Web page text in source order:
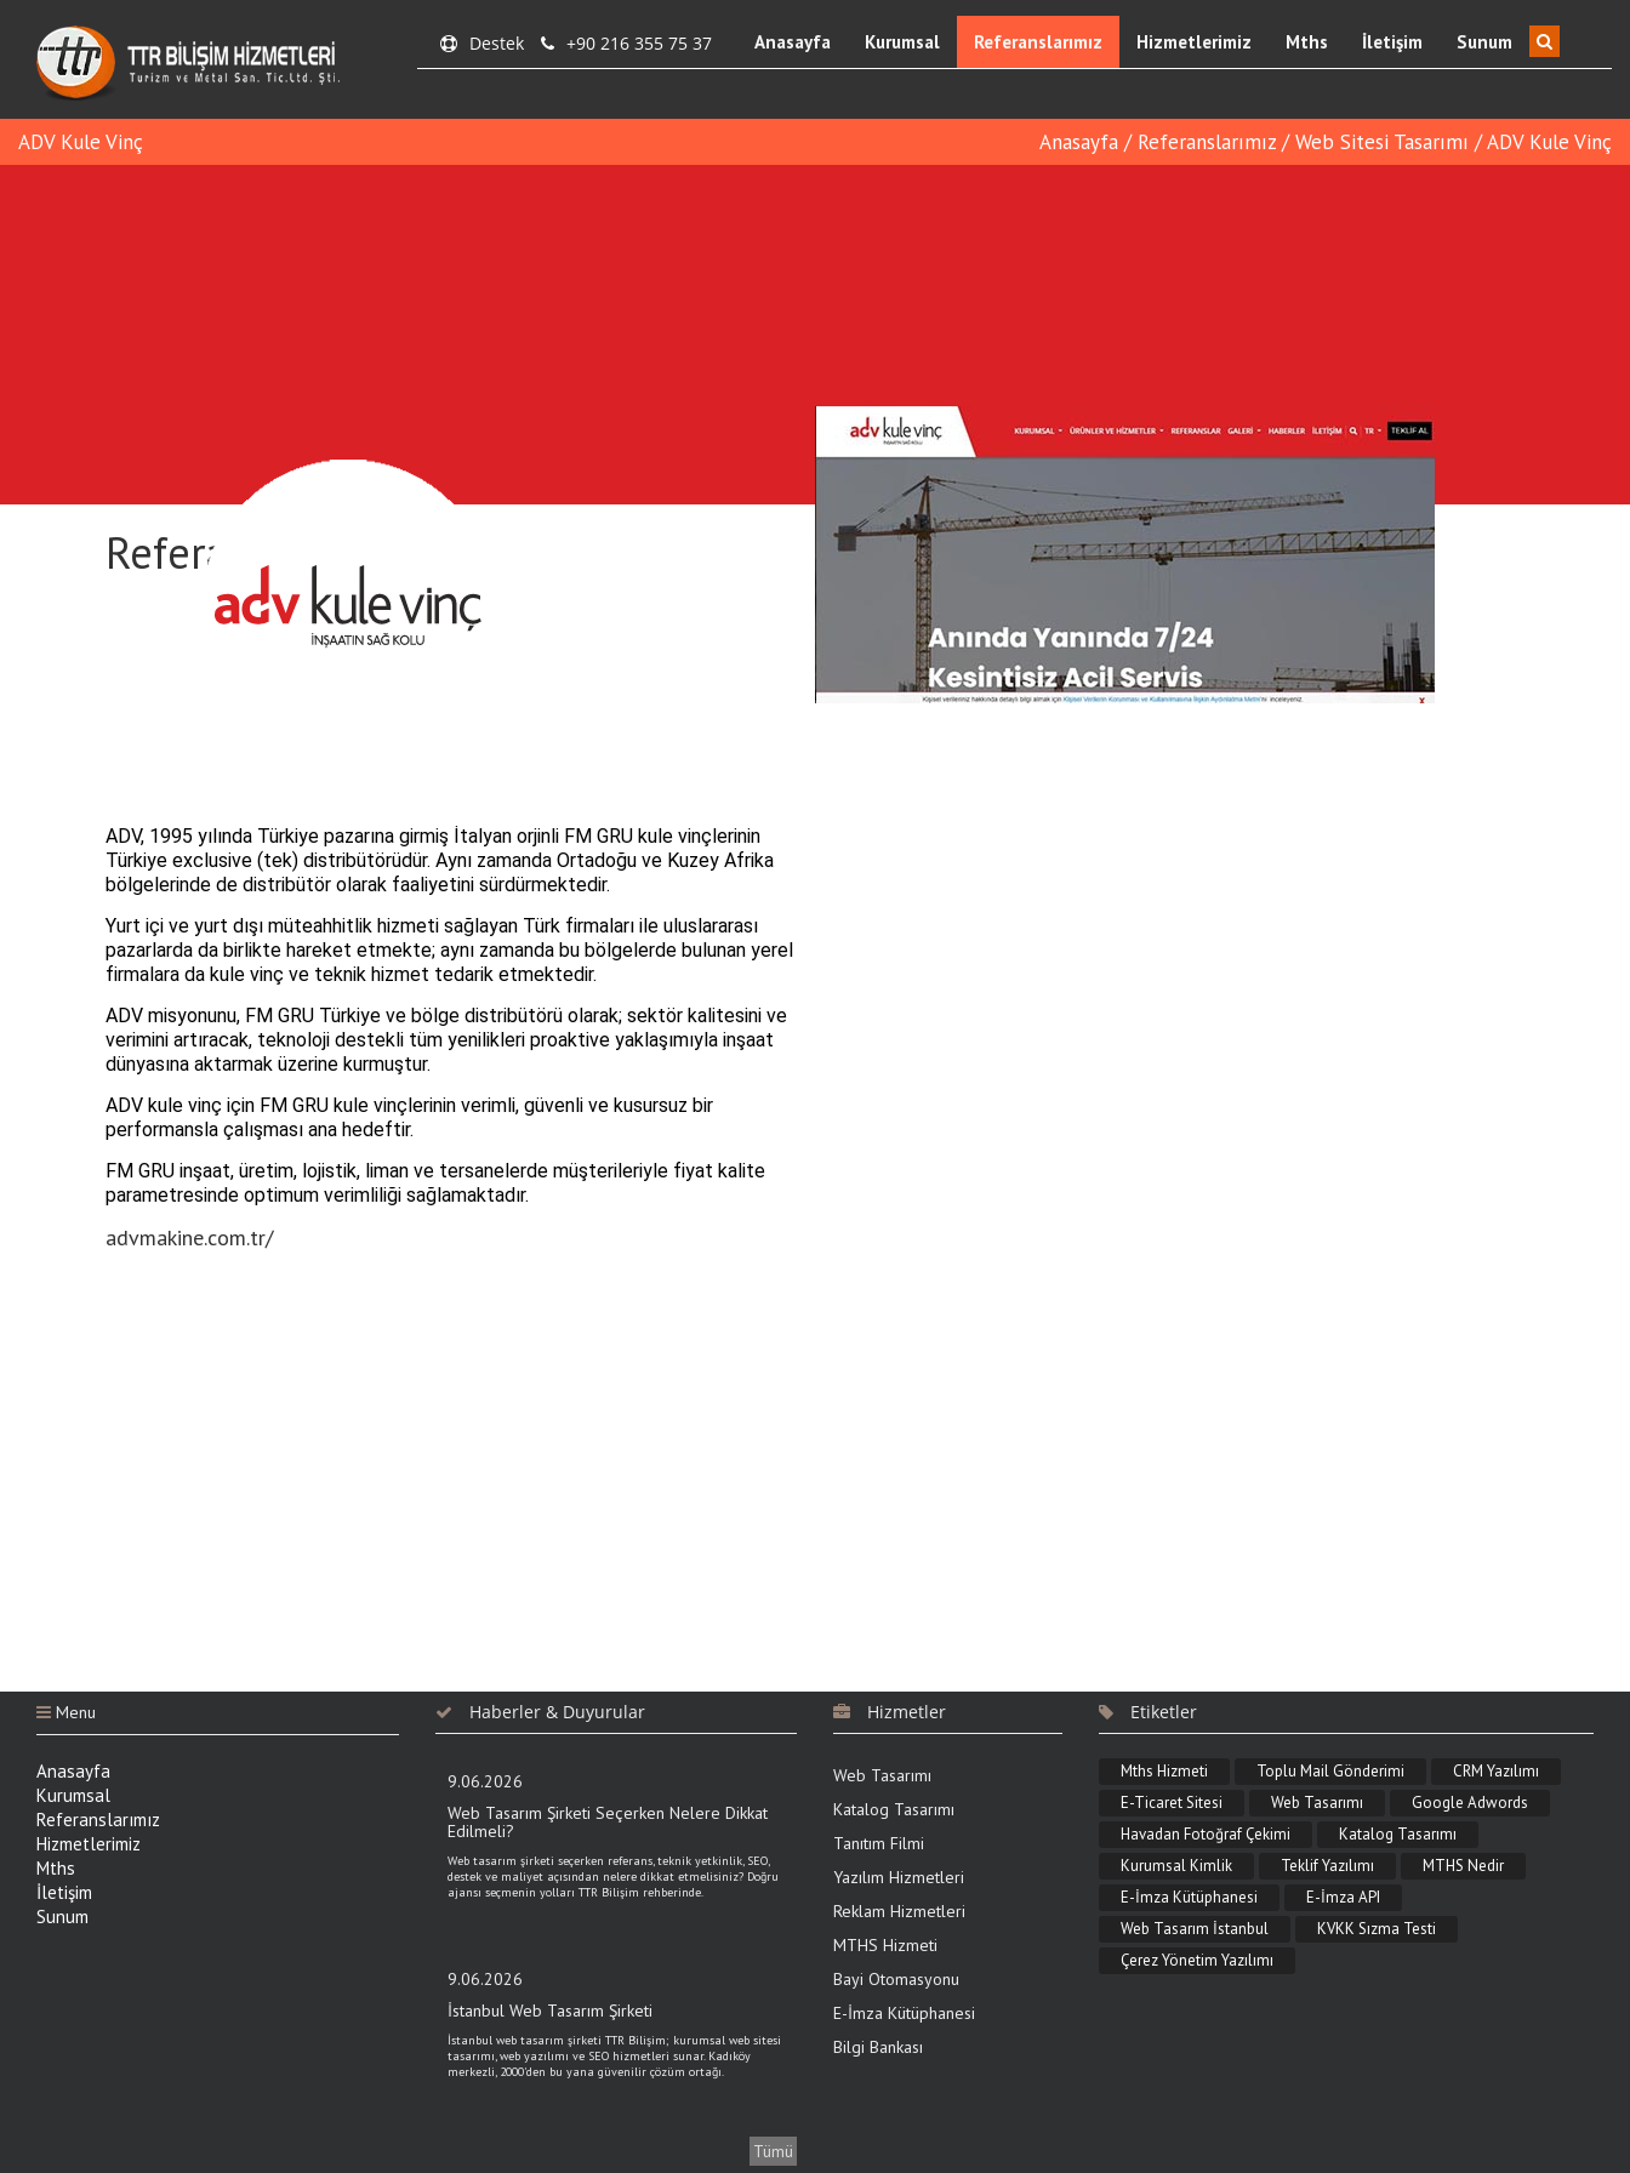
Destek +90 216 355 75 37 Anasayfa Kurumsal Referanslarımız Hizmetlerimiz Mths İletişim Sunum
ADV Kule Vinç Anasayfa / Referanslarımız / Web Sitesi Tasarımı /ADV Kule Vinç
Referans Detayı
ADV, 1995 yılında Türkiye pazarına girmiş İtalyan orjinli FM GRU kule vinçlerinin
Türkiye exclusive (tek) distribütörüdür. Aynı zamanda Ortadoğu ve Kuzey Afrika
bölgelerinde de distribütör olarak faaliyetini sürdürmektedir.
Yurt içi ve yurt dışı müteahhitlik hizmeti sağlayan Türk firmaları ile uluslararası
pazarlarda da birlikte hareket etmekte; aynı zamanda bu bölgelerde bulunan yerel
firmalara da kule vinç ve teknik hizmet tedarik etmektedir.
ADV misyonunu, FM GRU Türkiye ve bölge distribütörü olarak; sektör kalitesini ve
verimini artıracak, teknoloji destekli tüm yenilikleri proaktive yaklaşımıyla inşaat
dünyasına aktarmak üzerine kurmuştur.
ADV kule vinç için FM GRU kule vinçlerinin verimli, güvenli ve kusursuz bir
performansla çalışması ana hedeftir.
FM GRU inşaat, üretim, lojistik, liman ve tersanelerde müşterileriyle fiyat kalite
parametresinde optimum verimliliği sağlamaktadır.
advmakine.com.tr/
Menu
Anasayfa
Kurumsal
Referanslarımız
Hizmetlerimiz
Mths
İletişim
Sunum
Haberler & Duyurular
9.06.2026
Web Tasarım Şirketi Seçerken Nelere Dikkat
Edilmeli?
Web tasarım şirketi seçerken referans, teknik yetkinlik, SEO,
destek ve maliyet açısından nelere dikkat etmelisiniz? Doğru
ajansı seçmenin yolları TTR Bilişim rehberinde.
9.06.2026
İstanbul Web Tasarım Şirketi
İstanbul web tasarım şirketi TTR Bilişim; kurumsal web sitesi
tasarımı, web yazılımı ve SEO hizmetleri sunar. Kadıköy
merkezli, 2000'den bu yana güvenilir çözüm ortağı.
Tümü
Hizmetler
Web Tasarımı
Katalog Tasarımı
Tanıtım Filmi
Yazılım Hizmetleri
Reklam Hizmetleri
MTHS Hizmeti
Bayi Otomasyonu
E-İmza Kütüphanesi
Bilgi Bankası
Etiketler
Mths Hizmeti Toplu Mail Gönderimi
CRM Yazılımı
E-Ticaret Sitesi
Web Tasarımı
Google Adwords
Havadan Fotoğraf Çekimi
Katalog Tasarımı
Kurumsal Kimlik
Teklif Yazılımı
MTHS Nedir
E-İmza Kütüphanesi
E-İmza API
Web Tasarım İstanbul
KVKK Sızma Testi
Çerez Yönetim Yazılımı